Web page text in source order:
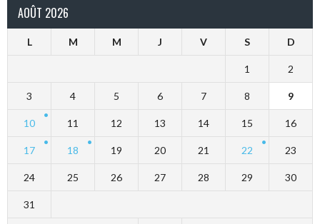
AOÛT 2026
L M M J V S D
1 2
3 4 5 6 7 8 9
10 11 12 13 14 15 16
17 18 19 20 21 22 23
24 25 26 27 28 29 30
31